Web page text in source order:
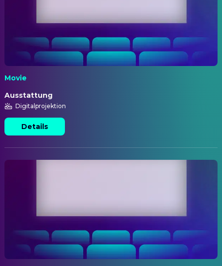
Movie
Ausstattung
Digitalprojektion
Details